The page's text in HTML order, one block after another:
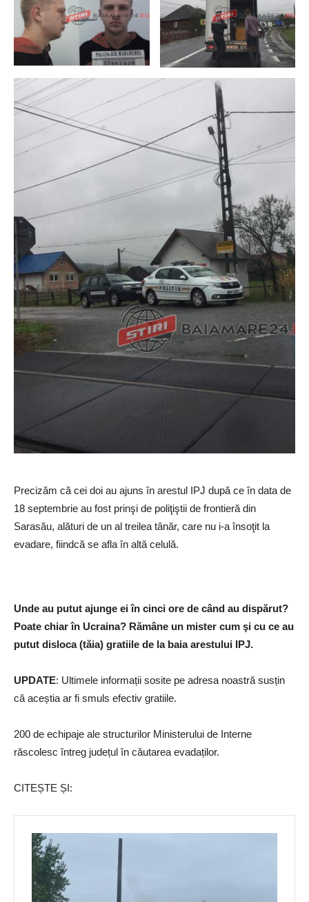
Precizăm că cei doi au ajuns în arestul IPJ după ce în data de
18 septembrie au fost prinşi de poliţiştii de frontieră din
Sarasău, alături de un al treilea tânăr, care nu i-a însoţit la
evadare, fiindcă se afla în altă celulă.
Unde au putut ajunge ei în cinci ore de când au dispărut?
Poate chiar în Ucraina? Rămâne un mister cum şi cu ce au
putut disloca (tăia) gratiile de la baia arestului IPJ.
UPDATE: Ultimele informații sosite pe adresa noastră susțin
că aceștia ar fi smuls efectiv gratiile.
200 de echipaje ale structurilor Ministerului de Interne
răscolesc întreg județul în căutarea evadaților.
CITEȘTE ȘI: